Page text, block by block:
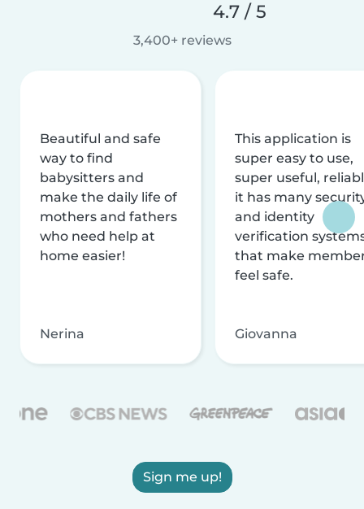
4.7 / 5
3,400+ reviews
Beautiful and safe
way to find
babysitters and
make the daily life of
mothers and fathers
who need help at
home easier!
Nerina
This application is
super easy to use,
super useful,
it has many
and identity
verification
that make
feel safe.
Giovanna
Sign me up!